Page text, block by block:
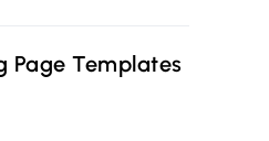
Page Templates